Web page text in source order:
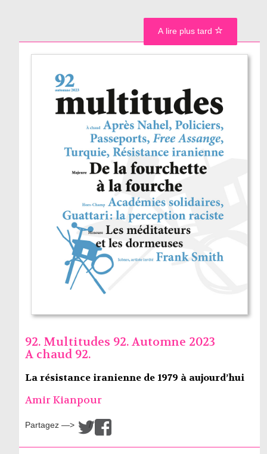
92. Multitudes 92. Automne 2023
A chaud 92.
La résistance iranienne de 1979 à aujourd’hui
Amir Kianpour
Partagez —> /
A lire plus tard